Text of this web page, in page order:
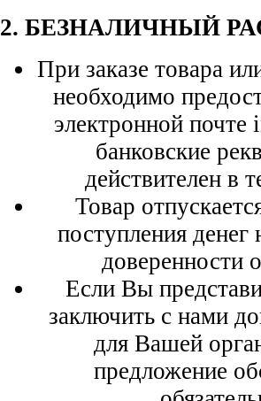
2. БЕЗНАЛИЧНЫЙ
При заказе товара
необходимо
электронной
банковские
действителен в
Товар
поступления денег
доверенности
Если Вы
заключить с нами
для Вашей
предложение